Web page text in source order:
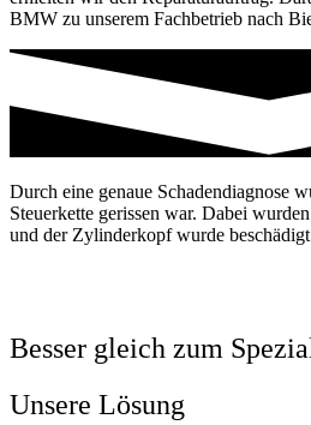
BMW zu unserem Fachbetrieb nach
Durch eine genaue Schadendiagnose
Steuerkette gerissen war. Dabei
und der Zylinderkopf wurde beschädigt
Besser gleich zum
Unsere Lösung